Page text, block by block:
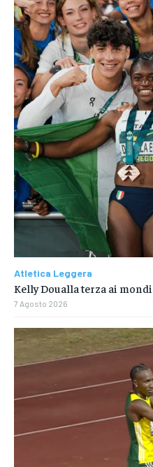
Atletica Leggera
Kelly Doualla terza ai
7 Agosto 2026